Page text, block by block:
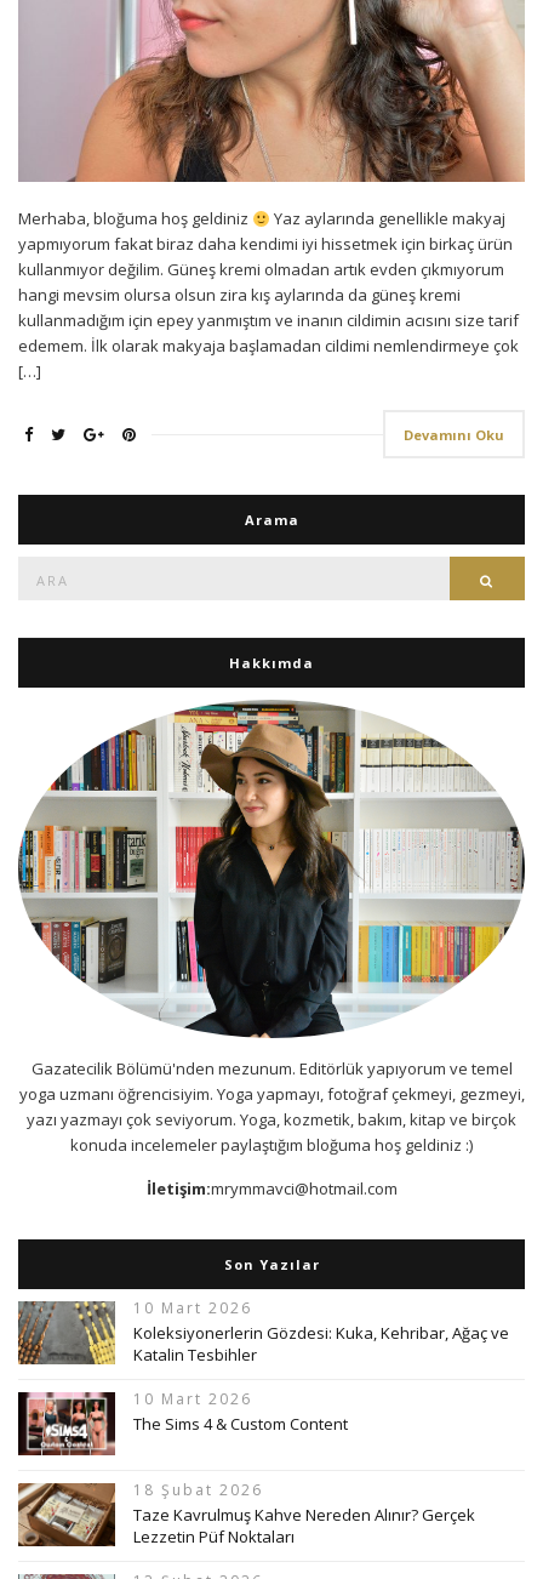
Merhaba, bloğuma hoş geldiniz
Yaz aylarında genellikle makyaj
yapmıyorum fakat biraz daha kendimi iyi hissetmek için birkaç ürün
kullanmıyor değilim. Güneş kremi olmadan artık evden çıkmıyorum
hangi mevsim olursa olsun zira kış aylarında da güneş kremi
kullanmadığım için epey yanmıştım ve inanın cildimin acısını size tarif
edemem. İlk olarak makyaja başlamadan cildimi nemlendirmeye çok
[…]
Devamını Oku
Arama
Hakkımda
Gazatecilik Bölümü'nden mezunum. Editörlük yapıyorum ve temel
yoga uzmanı öğrencisiyim. Yoga yapmayı, fotoğraf çekmeyi, gezmeyi,
yazı yazmayı çok seviyorum. Yoga, kozmetik, bakım, kitap ve birçok
konuda incelemeler paylaştığım bloğuma hoş geldiniz :)
İletişim:mrymmavci@hotmail.com
Son Yazılar
10 Mart 2026
Koleksiyonerlerin Gözdesi: Kuka, Kehribar, Ağaç ve
Katalin Tesbihler
10 Mart 2026
The Sims 4 & Custom Content
18 Şubat 2026
Taze Kavrulmuş Kahve Nereden Alınır? Gerçek
Lezzetin Püf Noktaları